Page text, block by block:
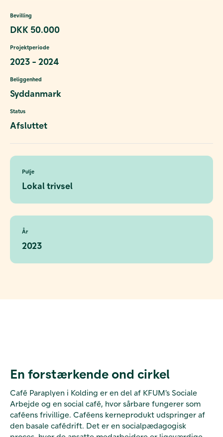
Bevilling
DKK 50.000
Projektperiode
2023 - 2024
Beliggenhed
Syddanmark
Status
Afsluttet
Pulje
Lokal trivsel
År
2023
En forstærkende ond cirkel
Café Paraplyen i Kolding er en del af KFUM's Sociale
Arbejde og en social café, hvor sårbare fungerer som
caféens frivillige. Caféens kerneprodukt udspringer af
den basale cafédrift. Det er en socialpædagogisk